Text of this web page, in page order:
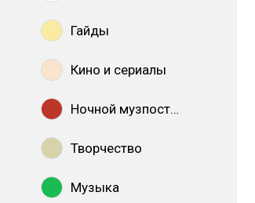
Гайды
Кино и сериалы
Ночной музпостинг
Творчество
Музыка